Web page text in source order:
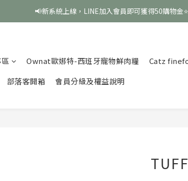
📢新系統上線，LINE加入會員即可獲得50購物金⭐
Ownat歐娜特-西班牙寵物鮮肉糧
Catz
部落客開箱
會員分級及權益說明